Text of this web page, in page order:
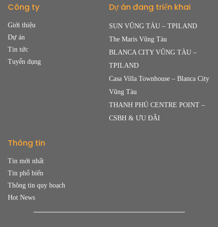
Công ty
Giới thiệu
Dự án
Tin tức
Tuyển dụng
Dự án đang triển khai
SUN VŨNG TÀU – TPILAND
The Maris Vũng Tàu
BLANCA CITY VŨNG TÀU –
TPILAND
Casa Villa Townhouse – Blanca City
Vũng Tàu
THANH PHÚ CENTRE POINT –
CSBH & ƯU ĐÃI
Thông tin
Tin mới nhất
Tin phổ biến
Thông tin quy hoạch
Hot News